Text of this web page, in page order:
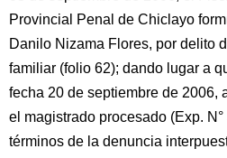
Provincial Penal de Chiclayo
Danilo Nizama Flores, por delito
familiar (folio 62); dando lugar a
fecha 20 de septiembre de 2006,
el magistrado procesado (Exp.
términos de la denuncia